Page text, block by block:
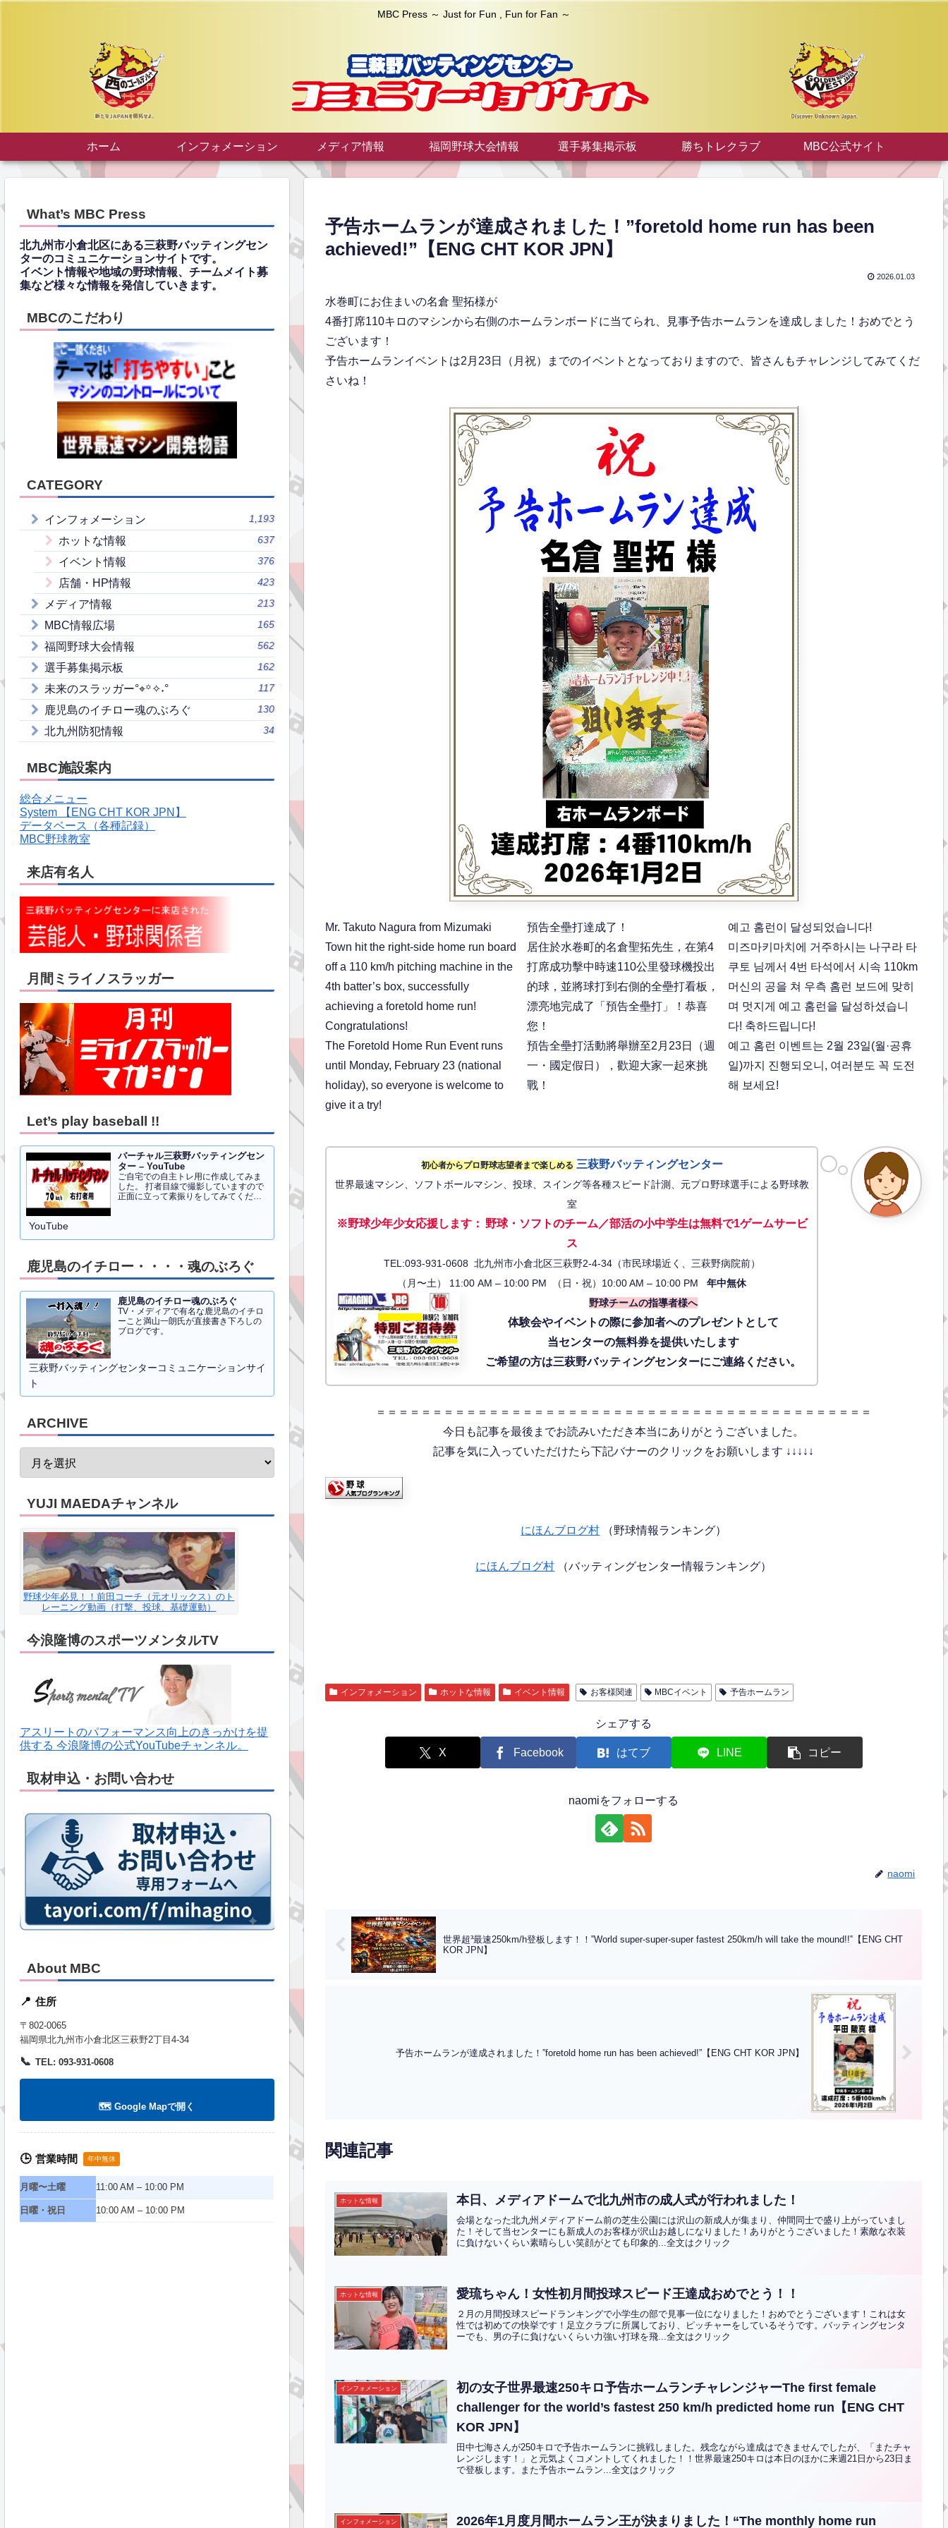
MBC Press ～ Just for Fun , Fun for Fan ～
ホーム インフォメーション メディア情報 福岡野球大会情報 選手募集掲示板 勝ちトレクラブ MBC公式サイト
予告ホームランが達成されました！”foretold home run has been
achieved!”【ENG CHT KOR JPN】
2026.01.03
水巻町にお住まいの名倉 聖拓様が
4番打席110キロのマシンから右側のホームランボードに当てられ、見事予告ホームランを達成しました！おめでとう
ございます！
予告ホームランイベントは2月23日（月祝）までのイベントとなっておりますので、皆さんもチャレンジしてみてくだ
さいね！
Mr. Takuto Nagura from Mizumaki
Town hit the right-side home run board
off a 110 km/h pitching machine in the
4th batter’s box, successfully
achieving a foretold home run!
Congratulations!
The Foretold Home Run Event runs
until Monday, February 23 (national
holiday), so everyone is welcome to
give it a try!
預告全壘打達成了！
居住於水卷町的名倉聖拓先生，在第4
打席成功擊中時速110公里發球機投出
的球，並將球打到右側的全壘打看板，
漂亮地完成了「預告全壘打」！恭喜
您！
預告全壘打活動將舉辦至2月23日（週
一・國定假日），歡迎大家一起來挑
戰！
예고 홈런이 달성되었습니다!
미즈마키마치에 거주하시는 나구라 타
쿠토 님께서 4번 타석에서 시속 110km
머신의 공을 쳐 우측 홈런 보드에 맞히
며 멋지게 예고 홈런을 달성하셨습니
다! 축하드립니다!
예고 홈런 이벤트는 2월 23일(월·공휴
일)까지 진행되오니, 여러분도 꼭 도전
해 보세요!
初心者からプロ野球志望者まで楽しめる 三萩野バッティングセンター
世界最速マシン、ソフトボールマシン、投球、スイング等各種スピード計測、元プロ野球選手による野球教
室
※野球少年少女応援します： 野球・ソフトのチーム／部活の小中学生は無料で1ゲームサービ
ス
TEL:093-931-0608 北九州市小倉北区三萩野2-4-34（市民球場近く、三萩野病院前）
（月〜土） 11:00 AM – 10:00 PM （日・祝）10:00 AM – 10:00 PM年中無休
野球チームの指導者様へ
体験会やイベントの際に参加者へのプレゼントとして
当センターの無料券を提供いたします
ご希望の方は三萩野バッティングセンターにご連絡ください。
＝＝＝＝＝＝＝＝＝＝＝＝＝＝＝＝＝＝＝＝＝＝＝＝＝＝＝＝＝＝＝＝＝＝＝＝＝＝＝＝＝＝＝＝
今日も記事を最後までお読みいただき本当にありがとうございました。
記事を気に入っていただけたら下記バナーのクリックをお願いします ↓↓↓↓↓
にほんブログ村 （野球情報ランキング）
にほんブログ村 （バッティングセンター情報ランキング）
インフォメーション ホットな情報 イベント情報 お客様関連 MBCイベント 予告ホームラン
シェアする
X Facebook はてブ LINE コピー
naomiをフォローする
naomi
世界超³最速250km/h登板します！！‟World super-super-super fastest 250km/h will take the mound!!‟【ENG CHT
KOR JPN】
予告ホームランが達成されました！”foretold home run has been achieved!”【ENG CHT KOR JPN】
関連記事
ホットな情報 本日、メディアドームで北九州市の成人式が行われました！
会場となった北九州メディアドーム前の芝生公園には沢山の新成人が集まり、仲間同士で盛り上がっていまし
た！そして当センターにも新成人のお客様が沢山お越しになりました！ありがとうございました！素敵な衣装
に負けないくらい素晴らしい笑顔がとても印象的...全文はクリック
ホットな情報 愛琉ちゃん！女性初月間投球スピード王達成おめでとう！！
２月の月間投球スピードランキングで小学生の部で見事一位になりました！おめでとうございます！これは女
性では初めての快挙です！足立クラブに所属しており、ピッチャーをしているそうです。バッティングセンタ
ーでも、男の子に負けないくらい力強い打球を飛...全文はクリック
インフォメーション
初の女子世界最速250キロ予告ホームランチャレンジャーThe first female
challenger for the world’s fastest 250 km/h predicted home run【ENG CHT
KOR JPN】
田中七海さんが250キロで予告ホームランに挑戦しました。残念ながら達成はできませんでしたが、「またチャ
レンジします！」と元気よくコメントしてくれました！！世界最速250キロは本日のほかに来週21日から23日ま
で登板します。また予告ホームラン...全文はクリック
インフォメーション 2026年1月度月間ホームラン王が決まりました！“The monthly home run
What’s MBC Press
北九州市小倉北区にある三萩野バッティングセン
ターのコミュニケーションサイトです。
イベント情報や地域の野球情報、チームメイト募
集など様々な情報を発信していきます。
MBCのこだわり
CATEGORY
インフォメーション 1,193
ホットな情報 637
イベント情報 376
店舗・HP情報 423
メディア情報 213
MBC情報広場 165
福岡野球大会情報 562
選手募集掲示板 162
未来のスラッガー°⌖꙳✧˖° 117
鹿児島のイチロー魂のぶろぐ 130
北九州防犯情報 34
MBC施設案内
総合メニュー
System 【ENG CHT KOR JPN】
データベース（各種記録）
MBC野球教室
来店有名人
月間ミライノスラッガー
Let’s play baseball !!
バーチャル三萩野バッティングセン
ター – YouTube
ご自宅での自主トレ用に作成してみま
した。 打者目線で撮影していますので
正面に立って素振りをしてみてくださ
YouTube
鹿児島のイチロー・・・・魂のぶろぐ
鹿児島のイチロー魂のぶろぐ
TV・メディアで有名な鹿児島のイチロ
ーこと満山一朗氏が直接書き下ろしの
ブログです。
三萩野バッティングセンターコミュニケーションサイ
ト
ARCHIVE
YUJI MAEDAチャンネル
野球少年必見！！前田コーチ（元オリックス）のト
レーニング動画（打撃、投球、基礎運動）
今浪隆博のスポーツメンタルTV
アスリートのパフォーマンス向上のきっかけを提
供する 今浪隆博の公式YouTubeチャンネル。
取材申込・お問い合わせ
About MBC
📍 住所
〒802-0065
福岡県北九州市小倉北区三萩野2丁目4-34
📞 TEL: 093-931-0608
🗺️ Google Mapで開く
🕒 営業時間 年中無休
月曜〜土曜 11:00 AM – 10:00 PM
日曜・祝日 10:00 AM – 10:00 PM